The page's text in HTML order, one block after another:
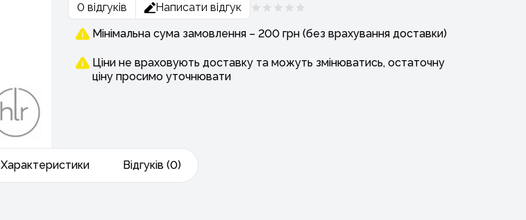
0 відгуків
Написати відгук
Мінімальна сума замовлення – 200 грн (без врахування доставки)
Ціни не враховують доставку та можуть змінюватись, остаточну
ціну просимо уточнювати
Характеристики Відгуків (0)